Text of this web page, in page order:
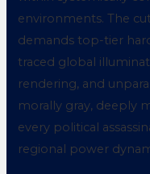
environments. The
demands top-tier
traced global
rendering, and
morally gray, deeply
every political
regional power